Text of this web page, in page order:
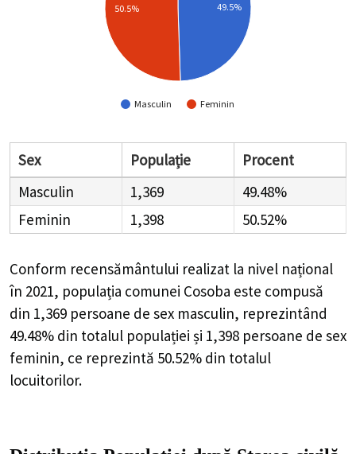
Masculin Feminin
49.5%
50.5%
Sex Populație
Procent
Masculin
1,369
49.48%
Feminin
1,398 50.52%
Conform recensământului realizat la nivel național
în 2021, populația comunei Cosoba este compusă
din 1,369 persoane de sex masculin, reprezintând
49.48% din totalul populației și 1,398 persoane de sex
feminin, ce reprezintă 50.52% din totalul
locuitorilor.